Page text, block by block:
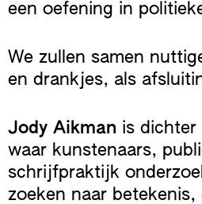
een oefening in
We zullen samen
en drankjes, als
Jody Aikman is dichter
waar kunstenaars,
schrijfpraktijk
zoeken naar